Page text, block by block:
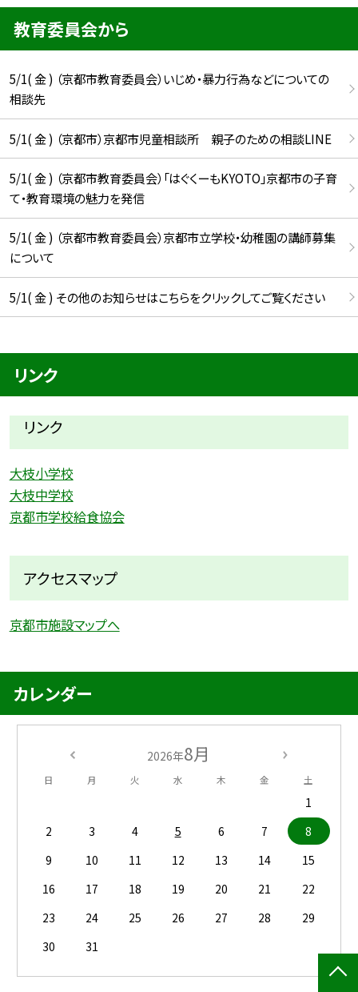
教育委員会から
5/1( 金 ) （京都市教育委員会）いじめ・暴力行為などについての
相談先
5/1( 金 ) （京都市）京都市児童相談所 親子のための相談LINE
5/1( 金 ) （京都市教育委員会）「はぐくーもKYOTO」京都市の子育
て・教育環境の魅力を発信
5/1( 金 ) （京都市教育委員会）京都市立学校・幼稚園の講師募集
について
5/1( 金 ) その他のお知らせはこちらをクリックしてご覧ください
リンク
リンク
大枝小学校
大枝中学校
京都市学校給食協会
アクセスマップ
京都市施設マップへ
カレンダー
2026年8月
日 月 火 水 木 金 土
1
2
3 4 5 6 7
8
9
10 11 12 13 14
15
16
17 18 19 20 21
22
23
24 25 26 27 28
29
30
31